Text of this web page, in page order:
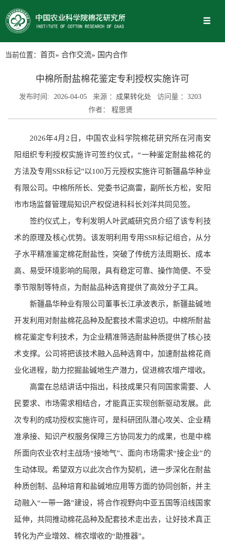
当前位置： 首页» 合作交流» 国内合作
中棉所耐盐棉花鉴定专利授权实施许可
发布时间: 2026-04-05 来源 ： 成果转化处 访问量 ：3203
作者：
程思贤
2026年4月2日，中国农业科学院棉花研究所在河南安
阳组织专利授权实施许可签约仪式，“一种鉴定耐盐棉花的
方法及专用SSR标记”以100万元授权实施许可新疆晶华种业
有限公司。中棉所所长、党委书记高雷，副所长方松，安阳
市市场监督管理局知识产权促进科科长刘洋共同见签。
签约仪式上，专利发明人叶武威研究员介绍了该专利技
术的原理及核心优势。该发明利用专用SSR标记组合，从分
子水平精准鉴定棉花耐盐性，突破了传统方法周期长、成本
高、易受环境影响的局限，具有稳定可靠、操作简便、不受
季节限制等特点，为耐盐品种选育提供了高效分子工具。
新疆晶华种业有限公司董事长江承波表示，新疆盐碱地
开发利用对耐盐棉花品种及配套技术需求迫切。中棉所耐盐
棉花鉴定专利技术，为企业精准筛选耐盐种质提供了核心技
术支撑。公司将把该技术融入品种选育中，加速耐盐棉花商
业化进程，助力挖掘盐碱地生产潜力，促进棉农增产增收。
高雷在总结讲话中指出，科技成果只有同国家需要、人
民要求、市场需求相结合，才能真正实现创新驱动发展。此
次专利的成功授权实施许可，是科研团队潜心攻关、企业精
准承接、知识产权服务保障三方协同发力的成果，也是中棉
所面向农业农村主战场“接地气”、面向市场需求“接企业”的
生动体现。希望双方以此次合作为契机，进一步深化在耐盐
种质创制、品种培育和盐碱地应用等方面的协同创新，并主
动融入“一带一路”建设，将合作视野向中亚五国等沿线国家
延伸，共同推动棉花品种及配套技术走出去，让好技术真正
转化为产业增效、棉农增收的“助推器”。